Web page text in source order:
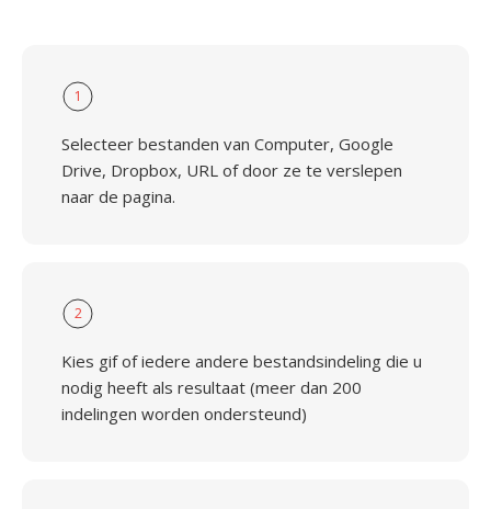
1
Selecteer bestanden van Computer, Google
Drive, Dropbox, URL of door ze te verslepen
naar de pagina.
2
Kies gif of iedere andere bestandsindeling die u
nodig heeft als resultaat (meer dan 200
indelingen worden ondersteund)